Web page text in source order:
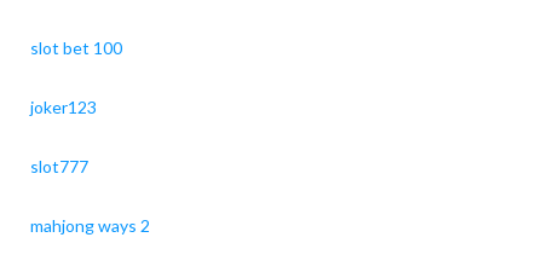
slot bet 100
joker123
slot777
mahjong ways 2